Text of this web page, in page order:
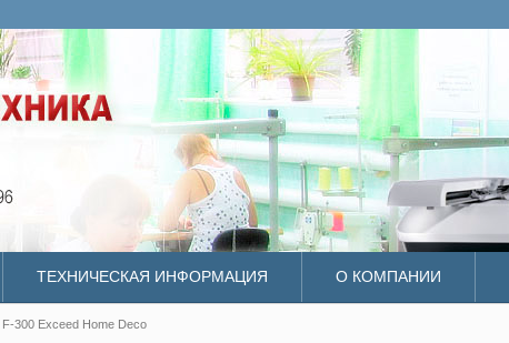
ТЕХНИЧЕСКАЯ ИНФОРМАЦИЯ О КОМПАНИИ
300 Exceed Home Deco